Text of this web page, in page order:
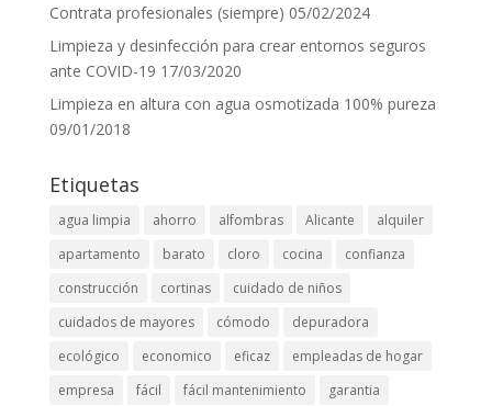
Contrata profesionales (siempre) 05/02/2024
Limpieza y desinfección para crear entornos seguros
ante COVID-19 17/03/2020
Limpieza en altura con agua osmotizada 100% pureza
09/01/2018
Etiquetas
agua limpia ahorro alfombras Alicante
alquiler
apartamento
barato cloro cocina
confianza
construcción
cortinas
cuidado de niños
cuidados de mayores
cómodo
depuradora
ecológico
economico eficaz
empleadas de hogar
empresa
fácil fácil mantenimiento
garantia